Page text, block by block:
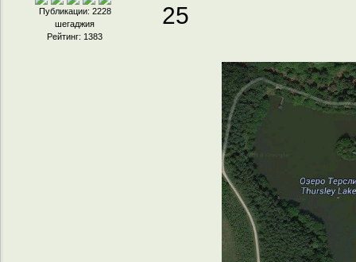
Публикации: 2228
шегаджия
Рейтинг: 1383
25